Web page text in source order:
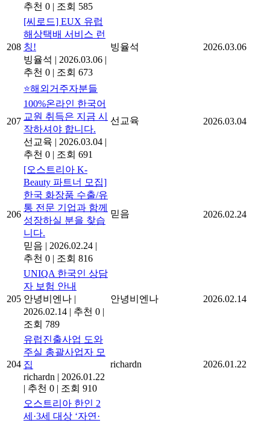
추천 0 | 조회 585
208
[씨로드] EUX 유럽
해상택배 서비스 런
칭!
빙율석 | 2026.03.06 |
추천 0 | 조회 673
빙율석 2026.03.06
207
⭐해외거주자분들
100%온라인 한국어
교원 취득은 지금 시
작하셔야 합니다.
선교육 | 2026.03.04 |
추천 0 | 조회 691
선교육 2026.03.04
206
[오스트리아 K-
Beauty 파트너 모집]
한국 화장품 수출/유
통 전문 기업과 함께
성장하실 분을 찾습
니다.
믿음 | 2026.02.24 |
추천 0 | 조회 816
믿음 2026.02.24
205
UNIQA 한국인 상담
자 보험 안내
안녕비엔나 |
2026.02.14 | 추천 0 |
조회 789
안녕비엔나 2026.02.14
204
유럽진출사업 도와
주실 총괄사업자 모
집
richardn | 2026.01.22
| 추천 0 | 조회 910
richardn 2026.01.22
오스트리아 한인 2
세·3세 대상 ‘자연·